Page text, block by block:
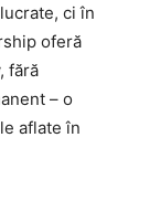
ci în
oferă
fără
– o
aflate în